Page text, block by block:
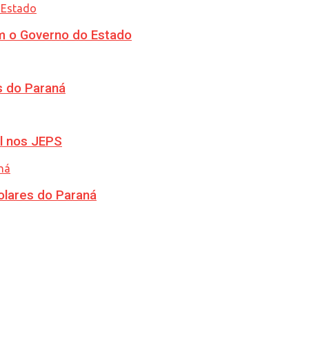
o Governo do Estado
do Paraná
JEPS
do Paraná